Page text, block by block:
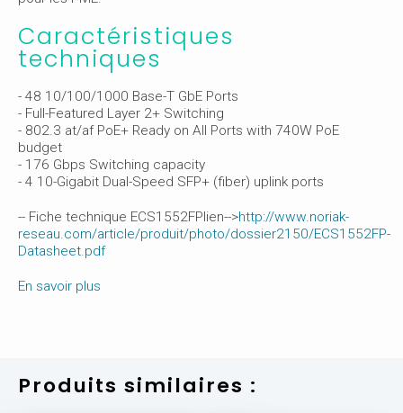
Caractéristiques
techniques
- 48 10/100/1000 Base-T GbE Ports
- Full-Featured Layer 2+ Switching
- 802.3 at/af PoE+ Ready on All Ports with 740W PoE
budget
- 176 Gbps Switching capacity
- 4 10-Gigabit Dual-Speed SFP+ (fiber) uplink ports
-- Fiche technique ECS1552FPlien-->http://www.noriak-
reseau.com/article/produit/photo/dossier2150/ECS1552FP-
Datasheet.pdf
En savoir plus
Produits similaires :